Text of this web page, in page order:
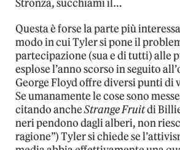
Stronza, succhiami il…
Questa è forse la parte più
modo in cui Tyler si pone il
partecipazione (sua e di tutti) alle
esplose l’anno scorso in seguito
George Floyd offre diversi punti di
Se umanamente le cose sono
citando ancheStrange Fruitdi
neri pendono dagli alberi, non
ragione”) Tyler si chiede se